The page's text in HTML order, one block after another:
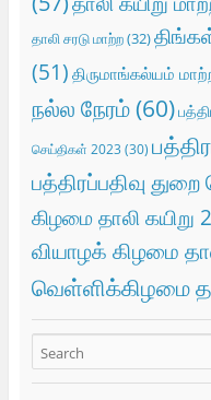
தாலி சரடு மாற்ற(32)
(51) திருமாங்கல்யம்
நல்ல நேரம்(60)
செய்திகள் 2023 (30)
பத்திரப்பதிவு
கிழமை தாலி கயிறு
வியாழக் கிழமை
வெள்ளிக்கிழமை